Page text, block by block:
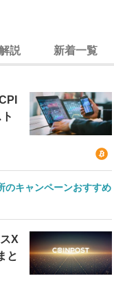
説 新着一覧
のキャンペーンおすすめ
X
と